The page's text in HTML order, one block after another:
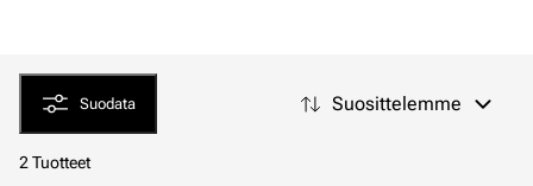
Suodata Suosittelemme
2 Tuotteet